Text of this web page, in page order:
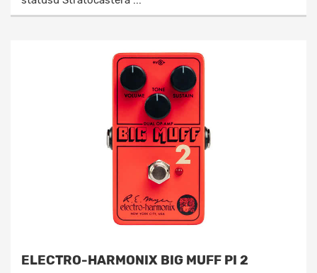
ELECTRO-HARMONIX BIG MUFF PI 2